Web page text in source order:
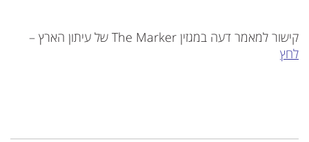
קישור למאמר דעה במגזין The Marker של עיתון הארץ –
לחץ